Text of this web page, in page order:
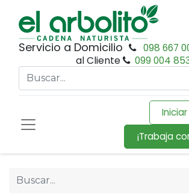
Servicio a Domicilio 098 667
al Cliente
099 004
¡Trabaja